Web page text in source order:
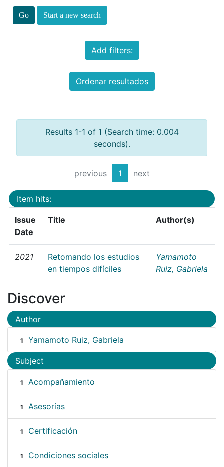
Start a new search
Add filters:
Ordenar resultados
Results 1-1 of 1 (Search time: 0.004
seconds).
previous 1 next
Item hits:
Issue
Date
Title Author(s)
2021
Retomando los estudios
en tiempos difíciles
Yamamoto
Ruiz, Gabriela
Discover
Author
1 Yamamoto Ruiz, Gabriela
Subject
1 Acompañamiento
1 Asesorías
1 Certificación
1 Condiciones sociales